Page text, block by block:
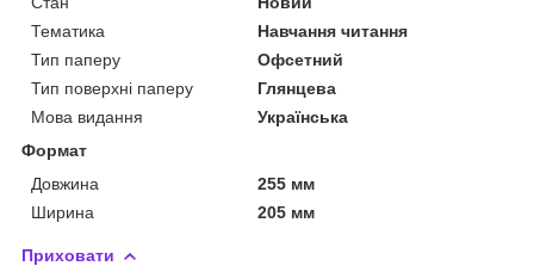
Тематика
Навчання читання
Тип паперу
Офсетний
Тип поверхні паперу
Глянцева
Мова видання
Українська
Формат
Довжина
255 мм
Ширина
205 мм
Приховати